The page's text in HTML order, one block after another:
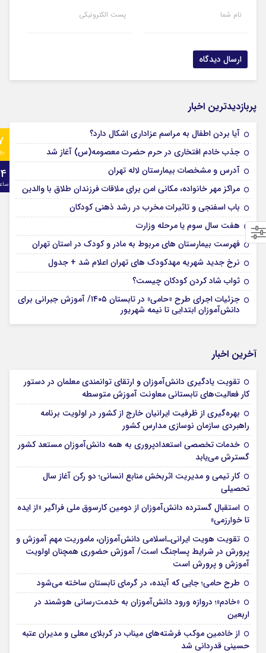
نام شما پست الکترونیکی
پربازدیدترین اخبار
آیا بردن اطفال به مراسم عزادارى اشکال دارد؟
جذب خادم افتخاری در حرم حضرت معصومه(س) آغاز شد
آدرس و مشخصات بیمارستان لاله تهران
مراکز مهر خانواده، مکانی امن برای ملاقات فرزندان طلاق با والدین
باب اسفنجی و تاثیرات مخرب در رشد ذهنی کودکان
هفت سال سوم یا مرحله وزارت
فهرست بیمارستان های مربوط به مادر و کودک در استان تهران
نرخ جدید شهریه مهدکودک های تهران اعلام شد + جدول
ثواب شاد کردن کودکان چیست؟
جزئیات اجرای طرح «حامی» در تابستان ۱۴۰۵/ آموزش جبرانی برای
دانش‌آموزان ابتدایی تا نیمه شهریور
آخرین اخبار
تقویت یادگیری دانش‌آموزان و ارتقای توانمندی معلمان در دستور
کار فعالیت‌های تابستانی معاونت آموزش متوسطه
بهره‌گیری از ظرفیت ایرانیان خارج از کشور در اولویت برنامه
راهبردی سازمان نوسازی مدارس کشور
خدمات تخصصی استعدادپروری به همه دانش‌آموزان مستعد کشور
گسترش می‌یابد
کار تیمی و مدیریت اثربخش منابع انسانی؛ دو رکن آغاز سال
تحصیلی
استقبال گسترده دانش‌آموزان از دومین کارسوق ملی فراگیر «از ایده
تا خوارزمی»
تقویت هویت ایرانی‌ـ‌اسلامی دانش‌آموزان، ماموریت مهم آموزش و
پرورش در شرایط پساجنگ است/ آموزش حضوری همچنان اولویت
آموزش و پرورش است
طرح حامی؛ جایی که آینده، در گرمای تابستان ساخته می‌شود
«خادم»؛ دروازه ورود دانش‌آموزان به خدمت‌رسانی هوشمند در
اربعین
از خادمین موکب فرشته‌های میناب در کربلای معلی و مدیران عتبه
حسینی قدردانی شد